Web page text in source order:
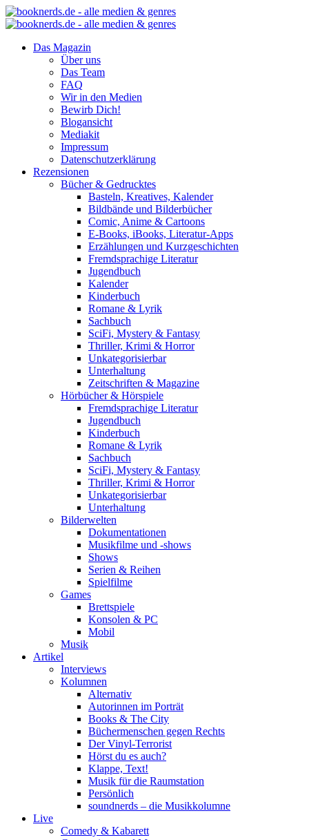
Das Magazin
Über uns
Das Team
FAQ
Wir in den Medien
Bewirb Dich!
Blogansicht
Mediakit
Impressum
Datenschutzerklärung
Rezensionen
Bücher & Gedrucktes
Basteln, Kreatives, Kalender
Bildbände und Bilderbücher
Comic, Anime & Cartoons
E-Books, iBooks, Literatur-Apps
Erzählungen und Kurzgeschichten
Fremdsprachige Literatur
Jugendbuch
Kalender
Kinderbuch
Romane & Lyrik
Sachbuch
SciFi, Mystery & Fantasy
Thriller, Krimi & Horror
Unkategorisierbar
Unterhaltung
Zeitschriften & Magazine
Hörbücher & Hörspiele
Fremdsprachige Literatur
Jugendbuch
Kinderbuch
Romane & Lyrik
Sachbuch
SciFi, Mystery & Fantasy
Thriller, Krimi & Horror
Unkategorisierbar
Unterhaltung
Bilderwelten
Dokumentationen
Musikfilme und -shows
Shows
Serien & Reihen
Spielfilme
Games
Brettspiele
Konsolen & PC
Mobil
Musik
Artikel
Interviews
Kolumnen
Alternativ
Autorinnen im Porträt
Books & The City
Büchermenschen gegen Rechts
Der Vinyl-Terrorist
Hörst du es auch?
Klappe, Text!
Musik für die Raumstation
Persönlich
soundnerds – die Musikkolumne
Live
Comedy & Kabarett